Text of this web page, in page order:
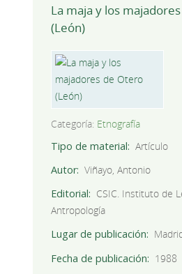
La maja y los
(León)
Categoría: Etnografía
Tipo de material
Artículo
Autor
Viñayo, Antonio
Editorial
CSIC. Instituto de
Antropología
Lugar de publicación
Fecha de publicación
1988